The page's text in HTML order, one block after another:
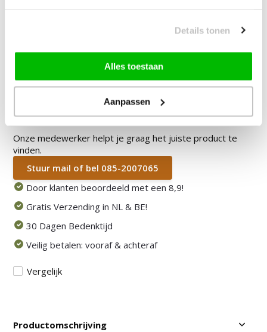
Details tonen
Alles toestaan
Aanpassen
Bundelkorting:59,9549,00
Vink producten om toe te voegen
Heb je een vraag over dit product?
Onze medewerker helpt je graag het juiste product te
vinden.
Stuur mail of bel 085-2007065
Door klanten beoordeeld met een 8,9!
Gratis Verzending in NL & BE!
30 Dagen Bedenktijd
Veilig betalen: vooraf & achteraf
Vergelijk
Productomschrijving